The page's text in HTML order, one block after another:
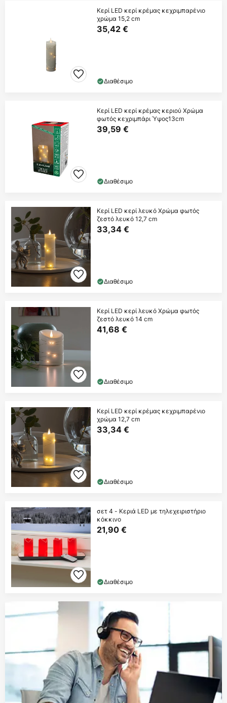
Κερί LED κερί κρέμας κεχριμπαρένιο
χρώμα 15,2 cm
35,42 €
Διαθέσιμο
Κερί LED κερί κρέμας κεριού Χρώμα
φωτός κεχριμπάρι Ύψος13cm
39,59 €
Διαθέσιμο
Κερί LED κερί λευκό Χρώμα φωτός
ζεστό λευκό 12,7 cm
33,34 €
Διαθέσιμο
Κερί LED κερί λευκό Χρώμα φωτός
ζεστό λευκό 14 cm
41,68 €
Διαθέσιμο
Κερί LED κερί κρέμας κεχριμπαρένιο
χρώμα 12,7 cm
33,34 €
Διαθέσιμο
σετ 4 - Κεριά LED με τηλεχειριστήριο
κόκκινο
21,90 €
Διαθέσιμο